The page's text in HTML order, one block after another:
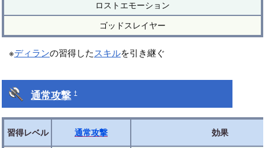
ロストエモーション
ゴッドスレイヤー
※ディランの習得した スキルを引き継ぐ
通常攻撃 †
習得レベル 通常攻撃 効果